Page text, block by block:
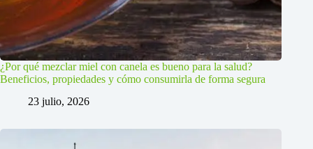
¿Por qué mezclar miel con canela es bueno para la salud?
Beneficios, propiedades y cómo consumirla de forma segura
23 julio, 2026